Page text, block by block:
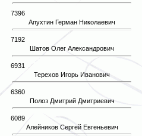
7396
Апухтин Герман Николаевич
7192
Шатов Олег Александрович
6931
Терехов Игорь Иванович
6360
Полоз Дмитрий Дмитриевич
6089
Алейников Сергей Евгеньевич